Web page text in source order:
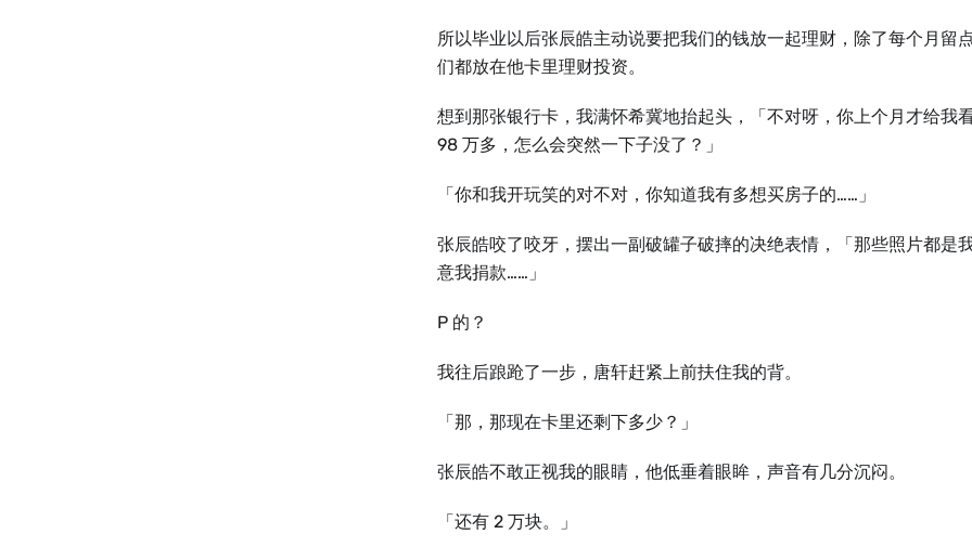
所以毕业以后张辰皓主动说要把我们的钱放⼀起理财，除了每个月留
们都放在他卡里理财投资。
想到那张银行卡，我满怀希冀地抬起头，「不对呀，你上个月才给我
98 万多，怎么会突然⼀下子没了？」
「你和我开玩笑的对不对，你知道我有多想买房子的……」
张辰皓咬了咬牙，摆出⼀副破罐子破摔的决绝表情，「那些照片都是
意我捐款……」
P 的？
我往后踉跄了⼀步，唐轩赶紧上前扶住我的背。
「那，那现在卡里还剩下多少？」
张辰皓不敢正视我的眼睛，他低垂着眼眸，声音有几分沉闷。
「还有 2 万块。」